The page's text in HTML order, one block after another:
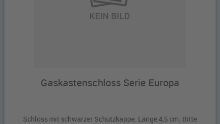
Gaskastenschloss Serie Europa
Schloss mit schwarzer Schutzkappe. Länge 4,5 cm. Bitte